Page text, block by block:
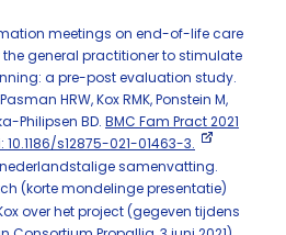
meetings on end-of-life care
the general practitioner to stimulate
a pre-post evaluation study.
HRW, Kox RMK, Ponstein M,
Philipsen BD. BMC Fam Pract 2021
10.1186/s12875-021-01463-3.
samenvatting.
(korte mondelinge presentatie)
over het project (gegeven tijdens